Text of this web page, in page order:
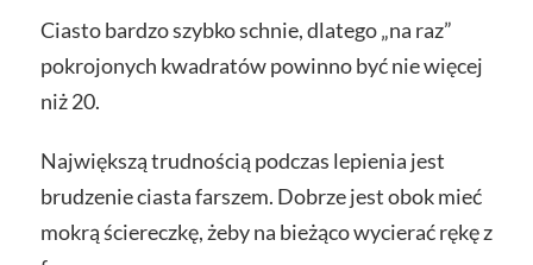
Ciasto bardzo szybko schnie, dlatego „na raz”
pokrojonych kwadratów powinno być nie więcej
niż 20.
Największą trudnością podczas lepienia jest
brudzenie ciasta farszem. Dobrze jest obok mieć
mokrą ściereczkę, żeby na bieżąco wycierać rękę z